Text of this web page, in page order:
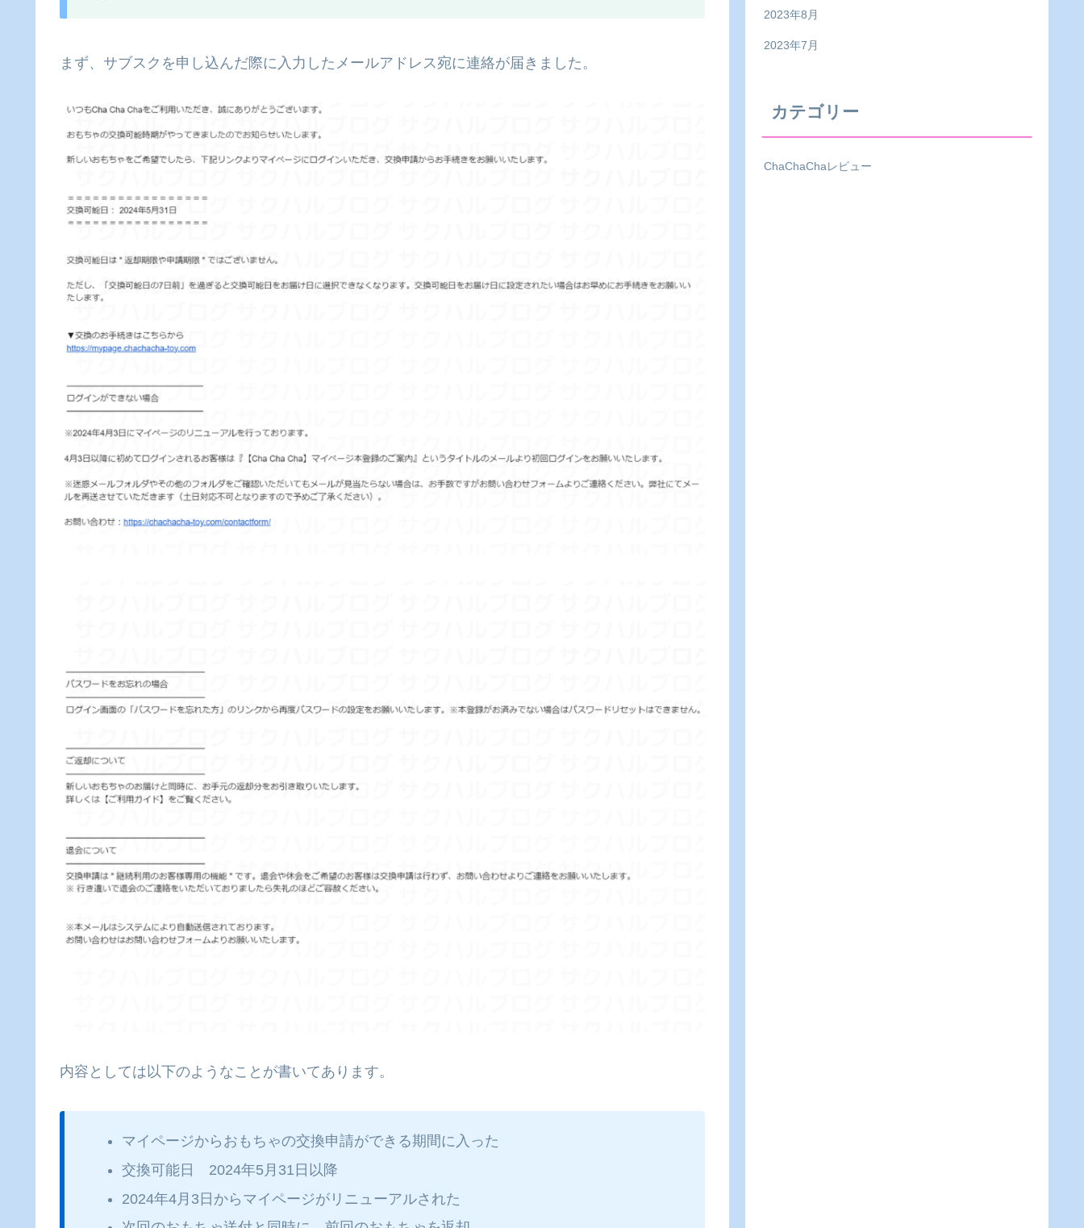
まず、サブスクを申し込んだ際に入力したメールアドレス宛に連絡が届きました。
内容としては以下のようなことが書いてあります。
マイページからおもちゃの交換申請ができる期間に入った
交換可能日 2024年5月31日以降
2024年4月3日からマイページがリニューアルされた
2023年8月
2023年7月
カテゴリー
ChaChaChaレビュー